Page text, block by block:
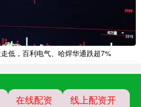
低，百利电气、哈焊华通跌超7%
在线配资
线上配资开